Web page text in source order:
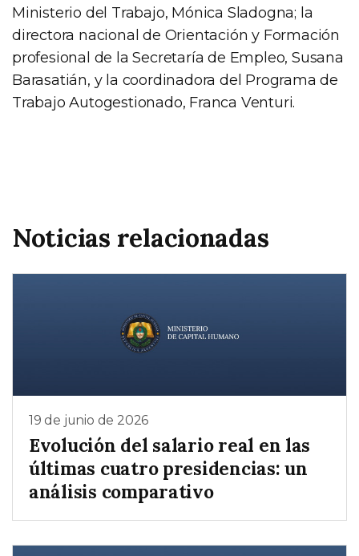
Ministerio del Trabajo, Mónica Sladogna; la
directora nacional de Orientación y Formación
profesional de la Secretaría de Empleo, Susana
Barasatián, y la coordinadora del Programa de
Trabajo Autogestionado, Franca Venturi.
Noticias relacionadas
19 de junio de 2026
Evolución del salario real en las
últimas cuatro presidencias: un
análisis comparativo